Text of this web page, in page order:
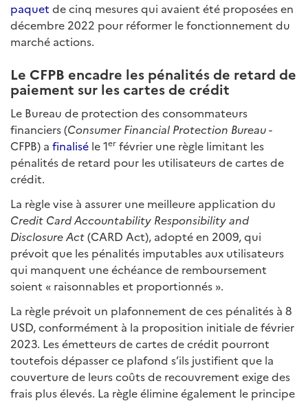
paquet de cinq mesures qui avaient été proposées en
décembre 2022 pour réformer le fonctionnement du
marché actions.
Le CFPB encadre les pénalités de retard de
paiement sur les cartes de crédit
Le Bureau de protection des consommateurs
financiers (Consumer Financial Protection Bureau-
CFPB) a finalisé le 1er février une règle limitant les
pénalités de retard pour les utilisateurs de cartes de
crédit.
La règle vise à assurer une meilleure application du
Credit Card Accountability Responsibility and
Disclosure Act(CARD Act), adopté en 2009, qui
prévoit que les pénalités imputables aux utilisateurs
qui manquent une échéance de remboursement
soient « raisonnables et proportionnés ».
La règle prévoit un plafonnement de ces pénalités à 8
USD, conformément à la proposition initiale de février
2023. Les émetteurs de cartes de crédit pourront
toutefois dépasser ce plafond s’ils justifient que la
couverture de leurs coûts de recouvrement exige des
frais plus élevés. La règle élimine également le principe